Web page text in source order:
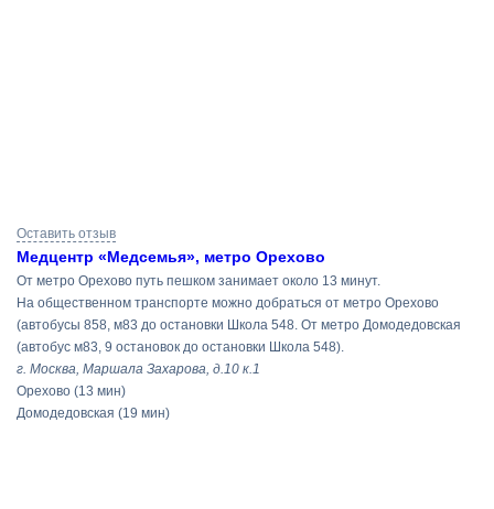
поиска
Оставить отзыв
Медцентр «Медсемья», метро Орехово
От метро Орехово путь пешком занимает около 13 минут.
На общественном транспорте можно добраться от метро Орехово
(автобусы 858, м83 до остановки Школа 548. От метро Домодедовская
(автобус м83, 9 остановок до остановки Школа 548).
г. Москва, Маршала Захарова, д.10 к.1
Орехово (13 мин)
Домодедовская (19 мин)